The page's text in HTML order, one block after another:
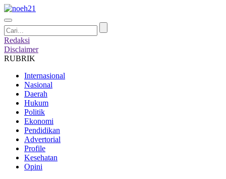
Redaksi
Disclaimer
RUBRIK
Internasional
Nasional
Daerah
Hukum
Politik
Ekonomi
Pendidikan
Advertorial
Profile
Kesehatan
Opini